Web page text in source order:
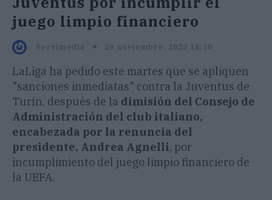
juego limpio financiero
Servimedia 29 noviembre, 2022 18:30
LaLiga ha pedido este martes que se apliquen
"sanciones inmediatas" contra la Juventus de
Turín, después de la dimisión del Consejo de
Administración del club italiano,
encabezada por la renuncia del
presidente, Andrea Agnelli, por
incumplimiento del juego limpio financiero de
la UEFA.